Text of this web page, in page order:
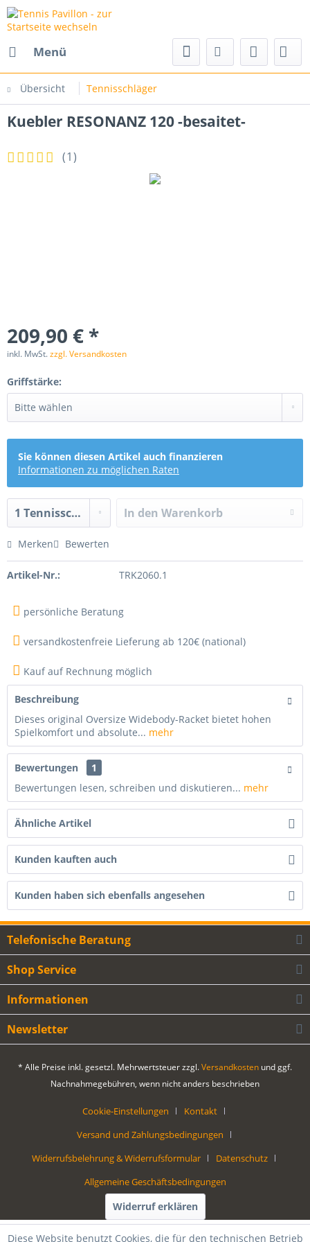
Menü
Übersicht Tennisschläger
Kuebler RESONANZ 120 -besaitet-
(1)
209,90 € *
inkl. MwSt.zzgl. Versandkosten
Griffstärke:
Sie können diesen Artikel auch finanzieren
Informationen zu möglichen Raten
In den Warenkorb
Merken Bewerten
Artikel-Nr.: TRK2060.1
persönliche Beratung
versandkostenfreie Lieferung ab 120€ (national)
Kauf auf Rechnung möglich
Beschreibung
Dieses original Oversize Widebody-Racket bietet hohen
Spielkomfort und absolute... mehr
Bewertungen
1
Bewertungen lesen, schreiben und diskutieren... mehr
Ähnliche Artikel
Kunden kauften auch
Kunden haben sich ebenfalls angesehen
Telefonische Beratung
Shop Service
Informationen
Newsletter
* Alle Preise inkl. gesetzl. Mehrwertsteuer zzgl.Versandkosten und ggf.
Nachnahmegebühren, wenn nicht anders beschrieben
Cookie-Einstellungen
Kontakt
Versand und Zahlungsbedingungen
Widerrufsbelehrung & Widerrufsformular
Datenschutz
Allgemeine Geschäftsbedingungen
Widerruf erklären
Diese Website benutzt Cookies, die für den technischen Betrieb